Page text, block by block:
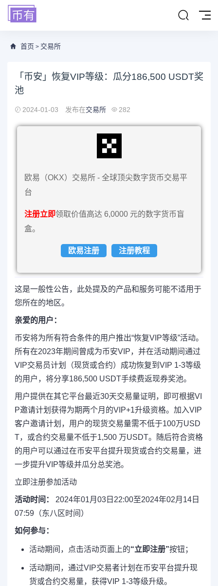
首页 > 交易所
「币安」恢复VIP等级：瓜分186,500 USDT奖
池
2024-01-03 发布在交易所 282
欧易（OKX）交易所 - 全球顶尖数字货币交易平
台
注册立即领取价值高达 6,0000 元的数字货币盲
盒。
欧易注册 注册教程
这是一般性公告，此处提及的产品和服务可能不适用于
您所在的地区。
亲爱的用户：
币安将为所有符合条件的用户推出“恢复VIP等级”活动。
所有在2023年期间曾成为币安VIP，并在活动期间通过
VIP交易员计划（现货或合约）成功恢复到VIP 1-3等级
的用户，将分享186,500 USDT手续费返现券奖池。
用户提供在其它平台最近30天交易量证明，即可根据VI
P邀请计划获得为期两个月的VIP+1升级资格。加入VIP
客户邀请计划，用户的现货交易量需不低于100万USD
T，或合约交易量不低于1,500 万USDT。随后符合资格
的用户可以通过在币安平台提升现货或合约交易量，进
一步提升VIP等级并瓜分总奖池。
立即注册参加活动
活动时间：
2024年01月03日22:00至2024年02月14日
07:59（东八区时间）
如何参与：
活动期间，点击活动页面上的“立即注册”按钮；
活动期间，通过VIP交易者计划在币安平台提升现
货或合约交易量，获得VIP 1-3等级升级。